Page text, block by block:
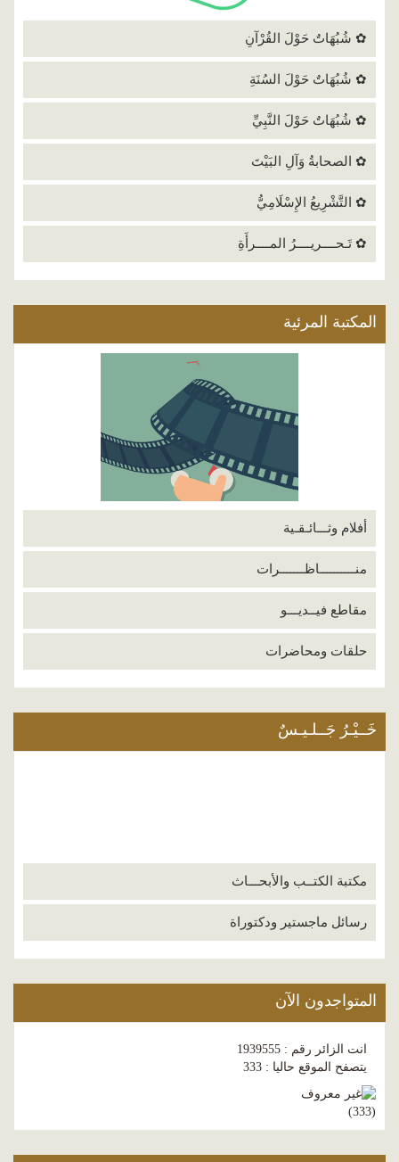
✿ شُبُهَاتٌ حَوْلَ القُرْآنِ
✿ شُبُهَاتٌ حَوْلَ السُنَةِ
✿ شُبُهَاتٌ حَوْلَ النَّبِيِّ
✿ الصحابةُ وَآلِ البَيْتَ
✿ التَّشْرِيعُ الإِسْلَامِيُّ
✿ تَـحــــريــــرُ المــــرأَةِ
المكتبة المرئية
أفلام وثـــائـقـية
منــــــــــاظـــــــرات
مقاطع فيــديـــو
حلقات ومحاضرات
خَــيْـرُ جَــلـيـسٌ
مكتبة الكتــب والأبحـــاث
رسائل ماجستير ودكتوراة
المتواجدون الآن
انت الزائر رقم : 1939555
يتصفح الموقع حاليا : 333
(
333
)